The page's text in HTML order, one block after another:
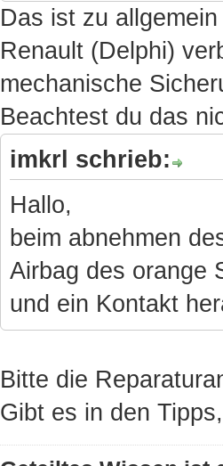
Das ist zu
Renault (Delphi)
mechanische
Beachtest du das
imkrl schrieb:
Hallo,
beim abnehmen
Airbag des orange
und ein Kontakt
Bitte die
Gibt es in den